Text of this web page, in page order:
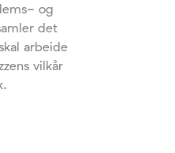
og
det
arbeide
vilkår